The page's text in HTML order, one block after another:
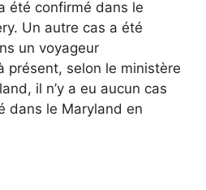
été confirmé dans le
Un autre cas a été
un voyageur
présent, selon le ministère
il n’y a eu aucun cas
dans le Maryland en